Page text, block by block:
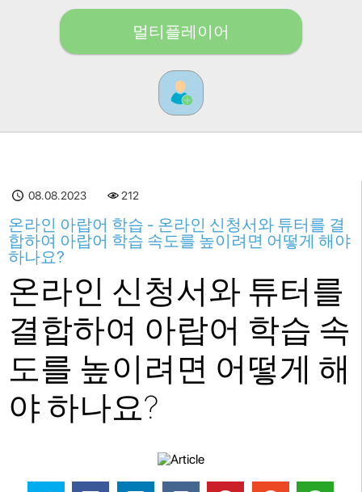
멀티플레이어
08.08.2023 212
온라인 아랍어 학습 - 온라인 신청서와 튜터를 결
합하여 아랍어 학습 속도를 높이려면 어떻게 해야
하나요?
온라인 신청서와 튜터를
결합하여 아랍어 학습 속
도를 높이려면 어떻게 해
야 하나요?